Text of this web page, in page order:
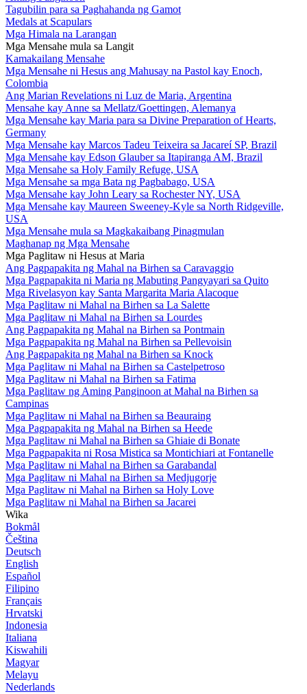
Tagubilin para sa Paghahanda ng Gamot
Medals at Scapulars
Mga Himala na Larangan
Mga Mensahe mula sa Langit
Kamakailang Mensahe
Mga Mensahe ni Hesus ang Mahusay na Pastol kay Enoch,
Colombia
Ang Marian Revelations ni Luz de Maria, Argentina
Mensahe kay Anne sa Mellatz/Goettingen, Alemanya
Mga Mensahe kay Maria para sa Divine Preparation of Hearts,
Germany
Mga Mensahe kay Marcos Tadeu Teixeira sa Jacareí SP, Brazil
Mga Mensahe kay Edson Glauber sa Itapiranga AM, Brazil
Mga Mensahe sa Holy Family Refuge, USA
Mga Mensahe sa mga Bata ng Pagbabago, USA
Mga Mensahe kay John Leary sa Rochester NY, USA
Mga Mensahe kay Maureen Sweeney-Kyle sa North Ridgeville,
USA
Mga Mensahe mula sa Magkakaibang Pinagmulan
Maghanap ng Mga Mensahe
Mga Paglitaw ni Hesus at Maria
Ang Pagpapakita ng Mahal na Birhen sa Caravaggio
Mga Pagpapakita ni Maria ng Mabuting Pangyayari sa Quito
Mga Rivelasyon kay Santa Margarita Maria Alacoque
Mga Paglitaw ni Mahal na Birhen sa La Salette
Mga Paglitaw ni Mahal na Birhen sa Lourdes
Ang Pagpapakita ng Mahal na Birhen sa Pontmain
Mga Pagpapakita ng Mahal na Birhen sa Pellevoisin
Ang Pagpapakita ng Mahal na Birhen sa Knock
Mga Paglitaw ni Mahal na Birhen sa Castelpetroso
Mga Paglitaw ni Mahal na Birhen sa Fatima
Mga Paglitaw ng Aming Panginoon at Mahal na Birhen sa
Campinas
Mga Paglitaw ni Mahal na Birhen sa Beauraing
Mga Pagpapakita ng Mahal na Birhen sa Heede
Mga Paglitaw ni Mahal na Birhen sa Ghiaie di Bonate
Mga Pagpapakita ni Rosa Mistica sa Montichiari at Fontanelle
Mga Paglitaw ni Mahal na Birhen sa Garabandal
Mga Paglitaw ni Mahal na Birhen sa Medjugorje
Mga Paglitaw ni Mahal na Birhen sa Holy Love
Mga Paglitaw ni Mahal na Birhen sa Jacarei
Wika
Bokmål
Čeština
Deutsch
English
Español
Filipino
Français
Hrvatski
Indonesia
Italiana
Kiswahili
Magyar
Melayu
Nederlands